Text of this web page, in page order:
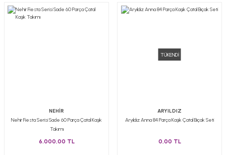
NEHİR
Nehir Fiesta Serisi Sade 60 Parça Çatal Kaşık
Takımı
6.000,00 TL
TÜKENDİ
ARYILDIZ
Aryıldız Anna 84 Parça Kaşık Çatal Bıçak Seti
0,00 TL